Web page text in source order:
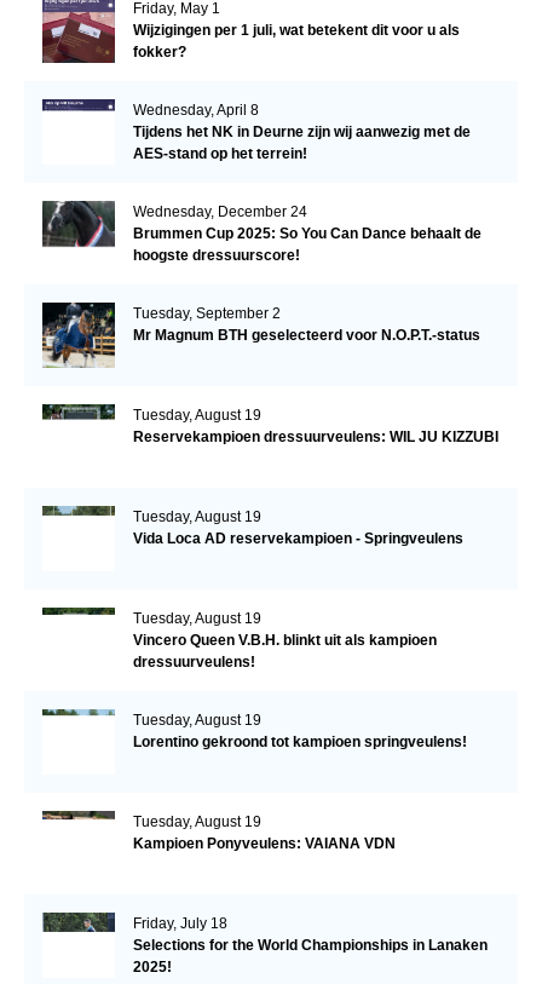
Friday, May 1
Wijzigingen per 1 juli, wat betekent dit voor u als
fokker?
Wednesday, April 8
Tijdens het NK in Deurne zijn wij aanwezig met de
AES-stand op het terrein!
Wednesday, December 24
Brummen Cup 2025: So You Can Dance behaalt de
hoogste dressuurscore!
Tuesday, September 2
Mr Magnum BTH geselecteerd voor N.O.P.T.-status
Tuesday, August 19
Reservekampioen dressuurveulens: WIL JU KIZZUBI
Tuesday, August 19
Vida Loca AD reservekampioen - Springveulens
Tuesday, August 19
Vincero Queen V.B.H. blinkt uit als kampioen
dressuurveulens!
Tuesday, August 19
Lorentino gekroond tot kampioen springveulens!
Tuesday, August 19
Kampioen Ponyveulens: VAIANA VDN
Friday, July 18
Selections for the World Championships in Lanaken
2025!